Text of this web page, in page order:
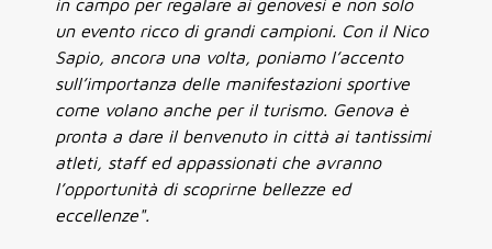
in campo per regalare ai genovesi e non solo
un evento ricco di grandi campioni. Con il Nico
Sapio, ancora una volta, poniamo l’accento
sull’importanza delle manifestazioni sportive
come volano anche per il turismo. Genova è
pronta a dare il benvenuto in città ai tantissimi
atleti, staff ed appassionati che avranno
l’opportunità di scoprirne bellezze ed
eccellenze".